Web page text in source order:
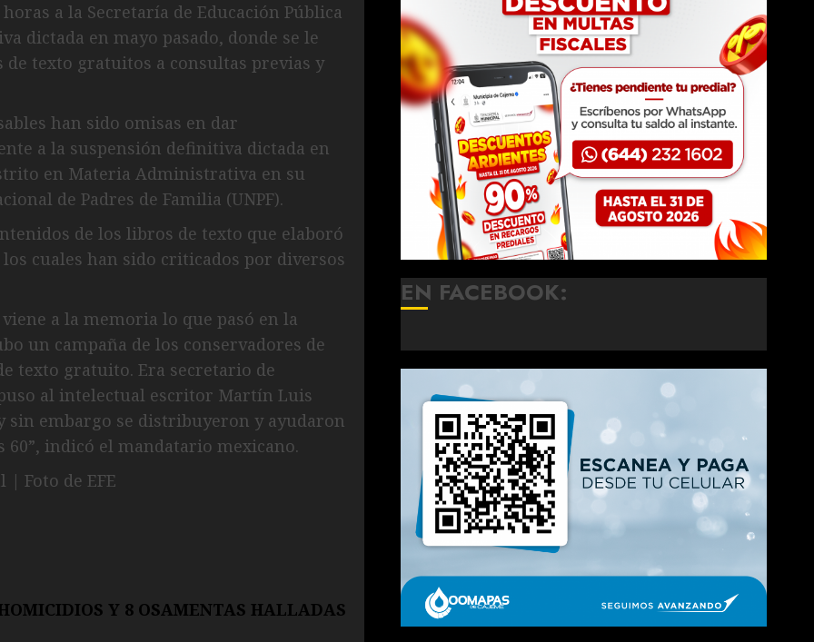
a la Secretaría de Educación Pública
dictada en mayo pasado, donde se le
texto gratuitos a consultas previas y
han sido omisas en dar
a la suspensión definitiva dictada en
en Materia Administrativa en su
de Padres de Familia (UNPF).
de los libros de texto que elaboró
los cuales han sido criticados por diversos
a la memoria lo que pasó en la
un campaña de los conservadores de
texto gratuito. Era secretario de
al intelectual escritor Martín Luis
sin embargo se distribuyeron y ayudaron
indicó el mandatario mexicano.
Foto de EFE
Y 8 OSAMENTAS HALLADAS
EN FACEBOOK: